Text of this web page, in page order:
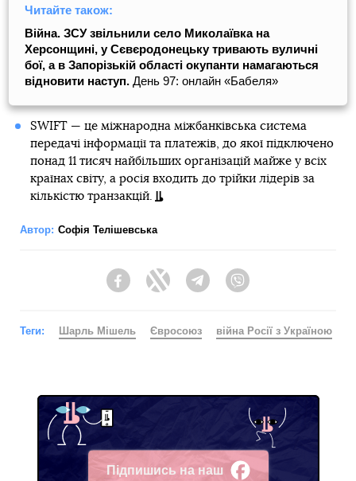
Читайте також:
Війна. ЗСУ звільнили село Миколаївка на
Херсонщині, у Сєвєродонецьку тривають вуличні
бої, а в Запорізькій області окупанти намагаються
відновити наступ. День 97: онлайн «Бабеля»
SWIFT — це міжнародна міжбанківська система
передачі інформації та платежів, до якої підключено
понад 11 тисяч найбільших організацій майже у всіх
країнах світу, а росія входить до трійки лідерів за
кількістю транзакцій.
Автор: Софія Телішевська
FacebookTwitter Telegram
Теги: Шарль Мішель Євросоюз війна Росії з Україною
Підпишись на наш